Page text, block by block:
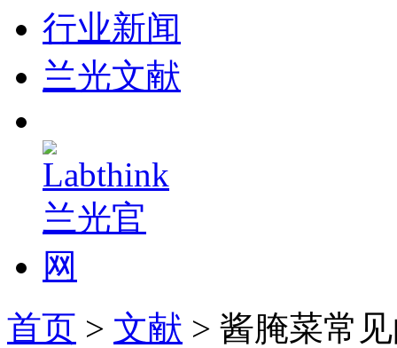
行业新闻
兰光文献
首页 > 文献 > 酱腌菜常